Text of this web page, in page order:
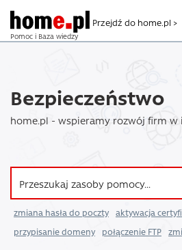
Pomoc i Baza wiedzy
Przejdź do home.pl >
Bezpieczeństwo
home.pl - wspieramy rozwój firm w
zmiana hasła do poczty
aktywacja
przypisanie domeny
połączenie FTP